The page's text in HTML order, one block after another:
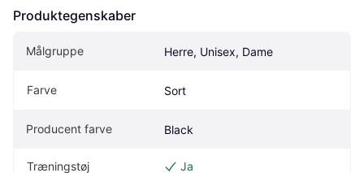
Produktegenskaber
Målgruppe Herre, Unisex, Dame
Farve Sort
Producent farve Black
Træningstøj Ja